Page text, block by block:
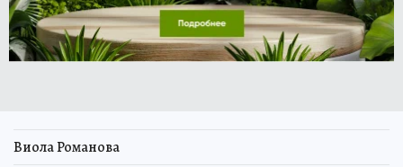
Виола Романова